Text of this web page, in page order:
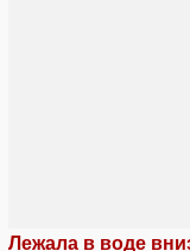
Лежала в воде